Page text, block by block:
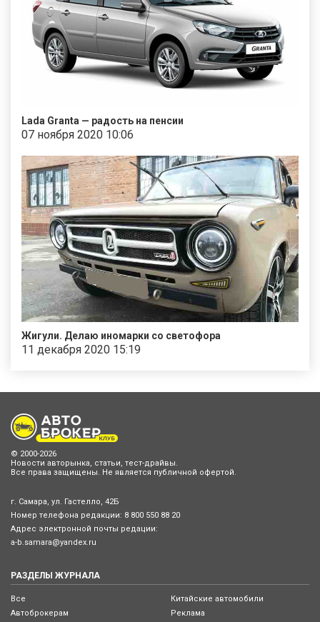
Lada Granta — радость на пенсии
07 ноября 2020 10:06
Жигули. Делаю иномарки со светофора
11 декабря 2020 15:19
© 2000-2026
Новости авторынка, статьи, тест-драйвы.
Все права защищены. Не является публичной офертой.
г. Самара, ул. Гастелло, 42Б
Номер телефона редакции: 8 800 550 88 20
Адрес электронной почты редации:
a-b.samara@yandex.ru
РАЗДЕЛЫ ЖУРНАЛА
Все
Автоброкерам
Китайские автомобили
Реклама